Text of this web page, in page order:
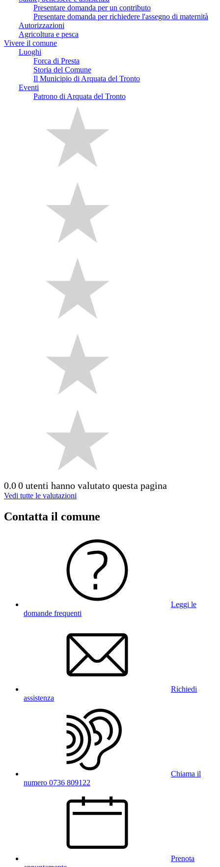
Presentare domanda per un contributo
Presentare domanda per richiedere l'assegno di maternità
Autorizzazioni
Agricoltura e pesca
Vivere il comune
Luoghi
Forca di Presta
Storia del Comune
Il Municipio di Arquata del Tronto
Eventi
Patrono di Arquata del Tronto
0.00 utenti hanno valutato questa pagina
Vedi tutte le valutazioni
Contatta il comune
Leggi le
domande frequenti
Richiedi
assistenza
Chiama il
numero 0736 809122
Prenota